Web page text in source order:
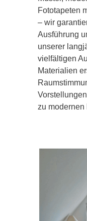
Fototapeten
– wir
Ausführung
unserer
vielfältigen
Materialien
zu modernen